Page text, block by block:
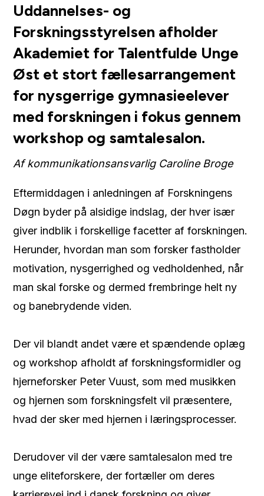
Uddannelses- og
Forskningsstyrelsen afholder
Akademiet for Talentfulde Unge
Øst et stort fællesarrangement
for nysgerrige gymnasieelever
med forskningen i fokus gennem
workshop og samtalesalon.
Af kommunikationsansvarlig Caroline Broge
Eftermiddagen i anledningen af Forskningens
Døgn byder på alsidige indslag, der hver især
giver indblik i forskellige facetter af forskningen.
Herunder, hvordan man som forsker fastholder
motivation, nysgerrighed og vedholdenhed, når
man skal forske og dermed frembringe helt ny
og banebrydende viden.
Der vil blandt andet være et spændende oplæg
og workshop afholdt af forskningsformidler og
hjerneforsker Peter Vuust, som med musikken
og hjernen som forskningsfelt vil præsentere,
hvad der sker med hjernen i læringsprocesser.
Derudover vil der være samtalesalon med tre
unge eliteforskere, der fortæller om deres